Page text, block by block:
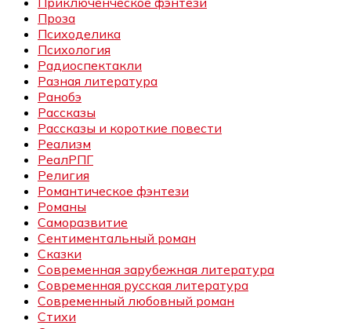
Проза
Психоделика
Психология
Радиоспектакли
Разная литература
Ранобэ
Рассказы
Рассказы и короткие повести
Реализм
РеалРПГ
Религия
Романтическое фэнтези
Романы
Саморазвитие
Сентиментальный роман
Сказки
Современная зарубежная литература
Современная русская литература
Современный любовный роман
Стихи